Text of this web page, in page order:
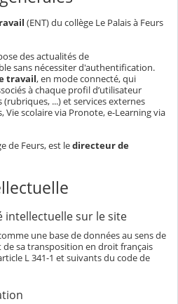
(ENT) du collège Le Palais à Feurs
des actualités de
sans nécessiter d'authentification.
travail, en mode connecté, qui
à chaque profil d’utilisateur
(rubriques, ...) et services externes
Vie scolaire via Pronote, e-Learning via
de Feurs, est ledirecteur de
intellectuelle sur le site
une base de données au sens de
de sa transposition en droit français
L 341-1 et suivants du code de